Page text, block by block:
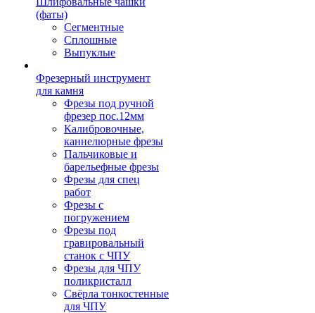
(фаты)
Сегментные
Сплошные
Выпуклые
Фрезерный инструмент
для камня
Фрезы под ручной
фрезер пос.12мм
Калибровочные,
каннелюрные фрезы
Пальчиковые и
барельефные фрезы
Фрезы для спец
работ
Фрезы с
погружением
Фрезы под
гравировальный
станок с ЧПУ
Фрезы для ЧПУ
поликристалл
Свёрла тонкостенные
для ЧПУ